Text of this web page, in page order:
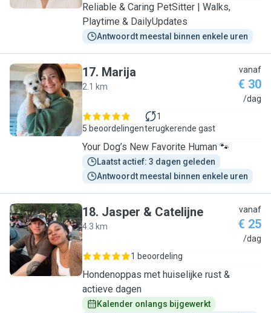
Reliable & Caring PetSitter | Walks,
Playtime & DailyUpdates
Antwoordt meestal binnen enkele uren
M
17. Marija
2.1 km
vanaf
€ 30
/dag
5 beoordelingen
1
terugkerende gast
Your Dog’s New Favorite Human 🐾
Laatst actief: 3 dagen geleden
Antwoordt meestal binnen enkele uren
J
18. Jasper & Catelijne
4.3 km
vanaf
€ 25
/dag
1 beoordeling
Hondenoppas met huiselijke rust &
actieve dagen
Kalender onlangs bijgewerkt